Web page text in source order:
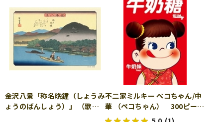
金沢八景「称名晩鐘（しょうみ
ょうのばんしょう）」 （歌川
不二家ミルキー ペコちゃん/中
華 （ペコちゃん） 300ピー
ス ジグソーパズル CUT-